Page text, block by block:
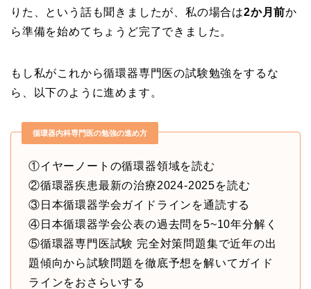
りた、という話も聞きましたが、私の場合は2か月前か
ら準備を始めてちょうど完了できました。
もし私がこれから循環器専門医の試験勉強をするな
ら、以下のように進めます。
循環器内科専門医の勉強の進め方
①イヤーノートの循環器領域を読む
②循環器疾患最新の治療2024-2025を読む
③日本循環器学会ガイドラインを通読する
④日本循環器学会公表の過去問を5~10年分解く
⑤循環器専門医試験 完全対策問題集で近年の出
題傾向から試験問題を徹底予想を解いてガイド
ラインをおさらいする